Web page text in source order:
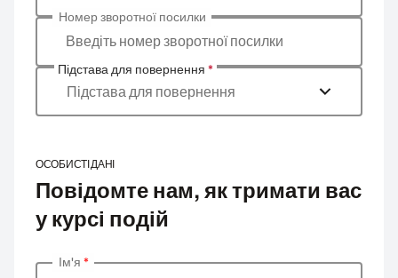
Введіть номер зворотної посилки
Номер зворотної посилки
Підстава для повернення *
Підстава для повернення
ОСОБИСТІ ДАНІ
Повідомте нам, як тримати вас
у курсі подій
Введіть ваші особисті дані
Ім'я *